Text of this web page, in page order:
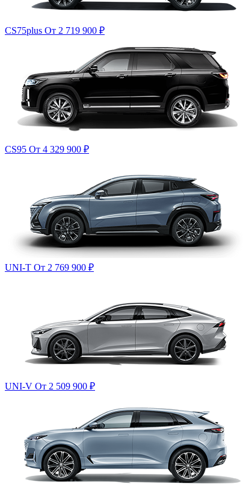
CS75plus От 2 719 900 ₽
CS95 От 4 329 900 ₽
UNI-T От 2 769 900 ₽
UNI-V От 2 509 900 ₽